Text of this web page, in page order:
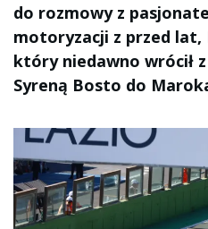
do rozmowy z
motoryzacji z przed lat,
który niedawno wrócił
Syreną Bosto do